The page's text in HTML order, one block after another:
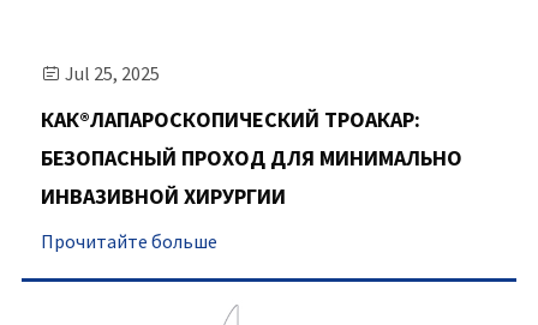
 Jul 25, 2025
КАК®ЛАПАРОСКОПИЧЕСКИЙ ТРОАКАР:
БЕЗОПАСНЫЙ ПРОХОД ДЛЯ МИНИМАЛЬНО
ИНВАЗИВНОЙ ХИРУРГИИ
Прочитайте больше